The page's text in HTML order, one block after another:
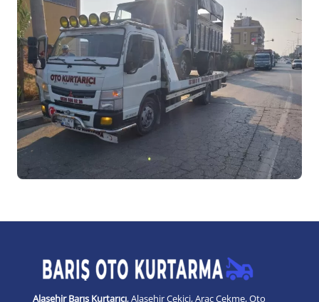
Alaşehir Barış Kurtarıcı, Alaşehir Çekici, Araç Çekme, Oto